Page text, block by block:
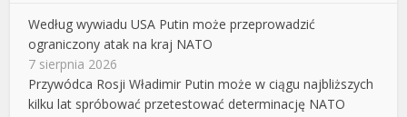
Według wywiadu USA Putin może przeprowadzić
ograniczony atak na kraj NATO
7 sierpnia 2026
Przywódca Rosji Władimir Putin może w ciągu najbliższych
kilku lat spróbować przetestować determinację NATO